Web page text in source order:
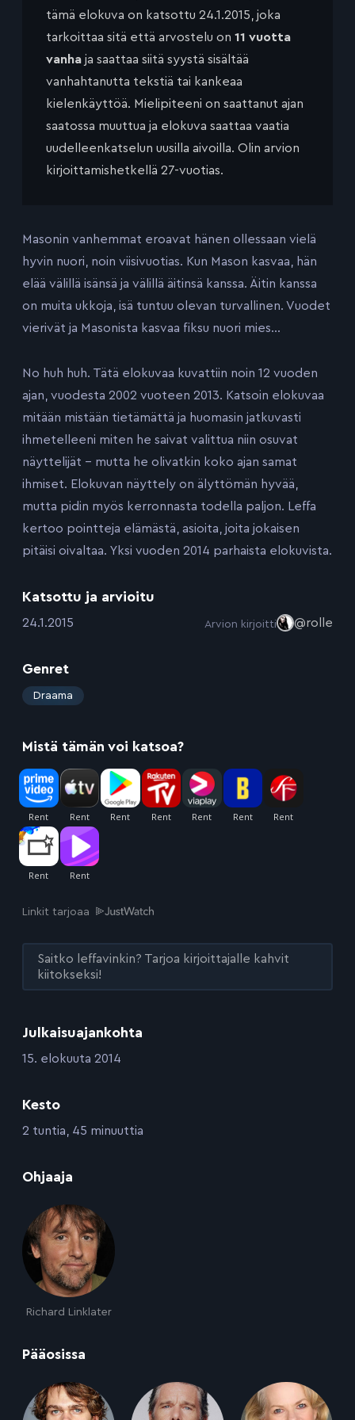
Julkaisuajankohta
:15. elokuuta 2014
Kesto
:2 tuntia, 45 minuuttia
Ohjaaja
Richard Linklater
Pääosissa
tämä elokuva on katsottu 24.1.2015, joka
tarkoittaa sitä että arvostelu on 11 vuotta
vanha ja saattaa siitä syystä sisältää
vanhahtanutta tekstiä tai kankeaa
kielenkäyttöä. Mielipiteeni on saattanut ajan
saatossa muuttua ja elokuva saattaa vaatia
uudelleenkatselun uusilla aivoilla. Olin arvion
kirjoittamishetkellä 27-vuotias.
Masonin vanhemmat eroavat hänen ollessaan vielä
hyvin nuori, noin viisivuotias. Kun Mason kasvaa, hän
elää välillä isänsä ja välillä äitinsä kanssa. Äitin kanssa
on muita ukkoja, isä tuntuu olevan turvallinen. Vuodet
vierivät ja Masonista kasvaa fiksu nuori mies…
No huh huh. Tätä elokuvaa kuvattiin noin 12 vuoden
ajan, vuodesta 2002 vuoteen 2013. Katsoin elokuvaa
mitään mistään tietämättä ja huomasin jatkuvasti
ihmetelleeni miten he saivat valittua niin osuvat
näyttelijät – mutta he olivatkin koko ajan samat
ihmiset. Elokuvan näyttely on älyttömän hyvää,
mutta pidin myös kerronnasta todella paljon. Leffa
kertoo pointteja elämästä, asioita, joita jokaisen
pitäisi oivaltaa. Yksi vuoden 2014 parhaista elokuvista.
Katsottu ja arvioitu
:24.1.2015 Arvion kirjoitti @rolle
Genret
: Draama
Mistä tämän voi katsoa?
Linkit tarjoaa
Saitko leffavinkin? Tarjoa kirjoittajalle kahvit
kiitokseksi!